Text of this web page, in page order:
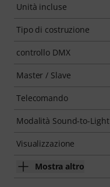
Unità incluse
Tipo di costruzione
controllo DMX
Master / Slave
Telecomando
Modalità Sound-to-Light
Visualizzazione
Mostra altro